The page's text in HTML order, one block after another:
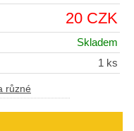
20 CZK
Skladem
1 ks
různé